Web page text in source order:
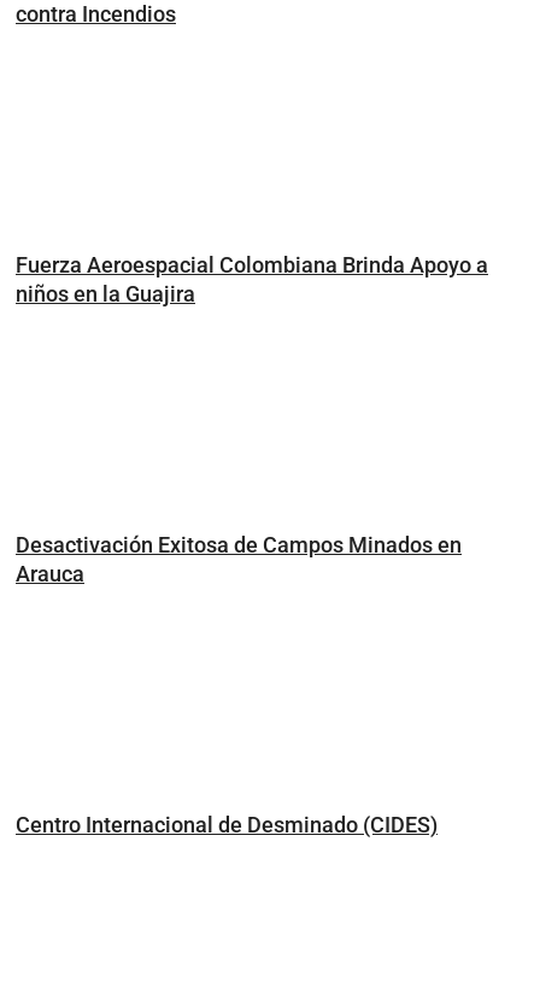
contra Incendios
Fuerza Aeroespacial Colombiana Brinda Apoyo a
niños en la Guajira
Desactivación Exitosa de Campos Minados en
Arauca
Centro Internacional de Desminado (CIDES)